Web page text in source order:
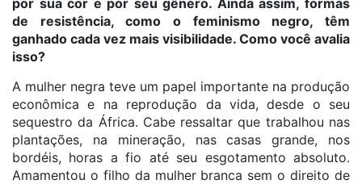
por sua cor e por seu gênero. Ainda assim, formas
de resistência, como o feminismo negro, têm
ganhado cada vez mais visibilidade. Como você avalia
isso?
A mulher negra teve um papel importante na produção
econômica e na reprodução da vida, desde o seu
sequestro da África. Cabe ressaltar que trabalhou nas
plantações, na mineração, nas casas grande, nos
bordéis, horas a fio até seu esgotamento absoluto.
Amamentou o filho da mulher branca sem o direito de